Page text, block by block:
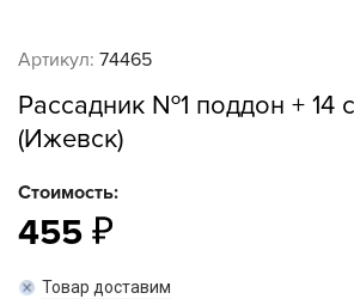
Артикул: 74465
Рассадник №1 поддон + 14
(Ижевск)
Стоимость:
455
Товар доставим